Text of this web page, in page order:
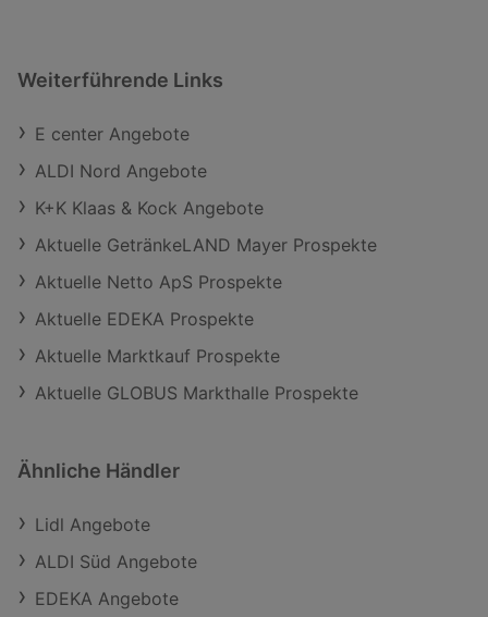
Weiterführende Links
E center Angebote
ALDI Nord Angebote
K+K Klaas & Kock Angebote
Aktuelle GetränkeLAND Mayer Prospekte
Aktuelle Netto ApS Prospekte
Aktuelle EDEKA Prospekte
Aktuelle Marktkauf Prospekte
Aktuelle GLOBUS Markthalle Prospekte
Ähnliche Händler
Lidl Angebote
ALDI Süd Angebote
EDEKA Angebote